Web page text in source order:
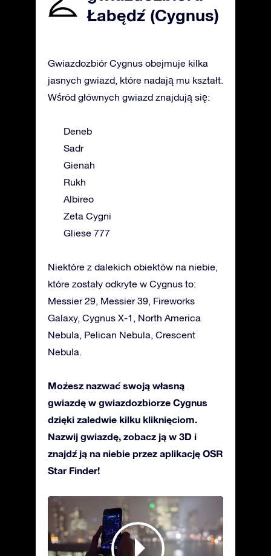
Łabędź (Cygnus)
Gwiazdozbiór Cygnus obejmuje kilka
jasnych gwiazd, które nadają mu kształt.
Wśród głównych gwiazd znajdują się:
Deneb
Sadr
Gienah
Rukh
Albireo
Zeta Cygni
Gliese 777
Niektóre z dalekich obiektów na niebie,
które zostały odkryte w Cygnus to:
Messier 29, Messier 39, Fireworks
Galaxy, Cygnus X-1, North America
Nebula, Pelican Nebula, Crescent
Nebula.
Możesz nazwać swoją własną
gwiazdę w gwiazdozbiorze Cygnus
dzięki zaledwie kilku kliknięciom.
Nazwij gwiazdę, zobacz ją w 3D i
znajdź ją na niebie przez aplikację OSR
Star Finder!